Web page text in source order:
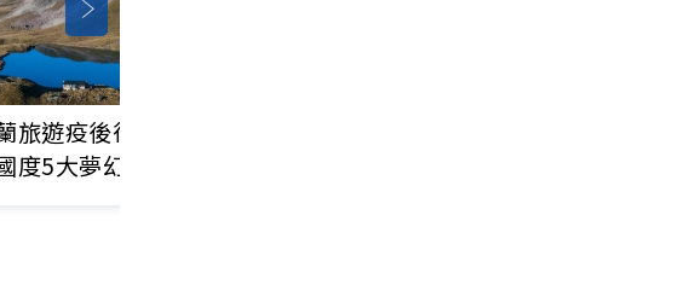
旅遊疫後復甦！地表
度5大夢幻景點一次